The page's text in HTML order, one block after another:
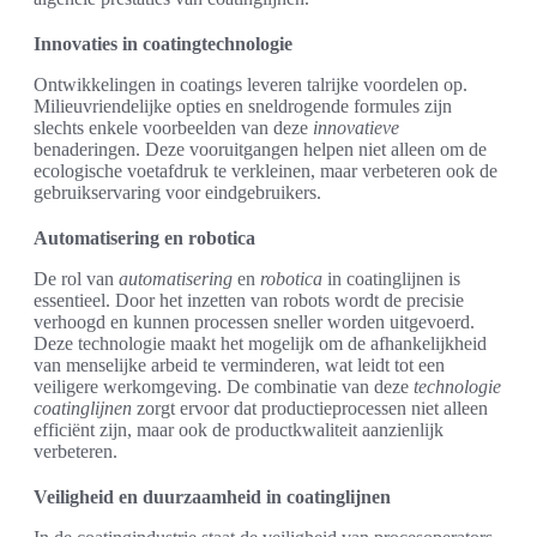
Innovaties in coatingtechnologie
Ontwikkelingen in coatings leveren talrijke voordelen op.
Milieuvriendelijke opties en sneldrogende formules zijn
slechts enkele voorbeelden van deze innovatieve
benaderingen. Deze vooruitgangen helpen niet alleen om de
ecologische voetafdruk te verkleinen, maar verbeteren ook de
gebruikservaring voor eindgebruikers.
Automatisering en robotica
De rol van automatisering en robotica in coatinglijnen is
essentieel. Door het inzetten van robots wordt de precisie
verhoogd en kunnen processen sneller worden uitgevoerd.
Deze technologie maakt het mogelijk om de afhankelijkheid
van menselijke arbeid te verminderen, wat leidt tot een
veiligere werkomgeving. De combinatie van deze technologie
coatinglijnen zorgt ervoor dat productieprocessen niet alleen
efficiënt zijn, maar ook de productkwaliteit aanzienlijk
verbeteren.
Veiligheid en duurzaamheid in coatinglijnen